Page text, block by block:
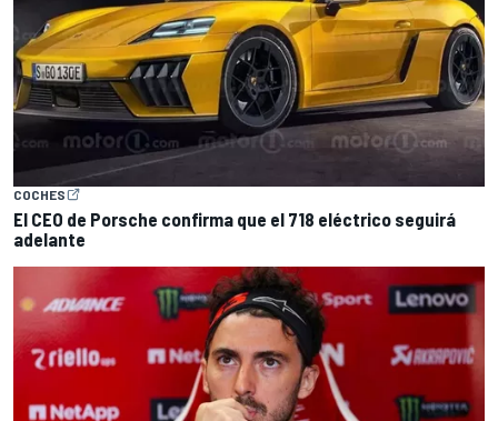
COCHES
El CEO de Porsche confirma que el 718 eléctrico seguirá
adelante